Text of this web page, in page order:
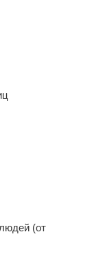
(от